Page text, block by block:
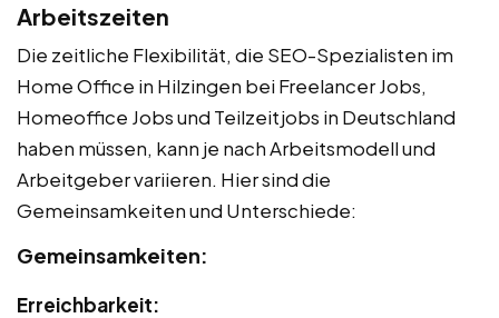
Arbeitszeiten
Die zeitliche Flexibilität, die SEO-Spezialisten im
Home Office in Hilzingen bei Freelancer Jobs,
Homeoffice Jobs und Teilzeitjobs in Deutschland
haben müssen, kann je nach Arbeitsmodell und
Arbeitgeber variieren. Hier sind die
Gemeinsamkeiten und Unterschiede:
Gemeinsamkeiten:
Erreichbarkeit: